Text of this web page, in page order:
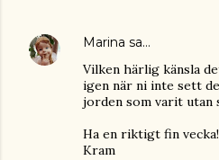
Marina sa…
Vilken härlig känsla
igen när ni inte sett
jorden som varit utan
Ha en riktigt fin vecka!
Kram